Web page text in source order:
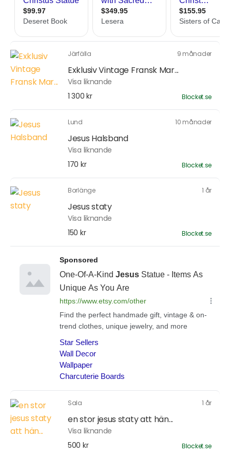
Järfälla 9 månader
Exklusiv Vintage Fransk Mar...
Visa liknande
1 300 kr
Blocket.se
Lund 10 månader
Jesus Halsband
Visa liknande
170 kr
Blocket.se
Borlänge 1 år
Jesus staty
Visa liknande
150 kr
Blocket.se
Sala 1 år
en stor jesus staty att hän...
Visa liknande
500 kr
Blocket.se